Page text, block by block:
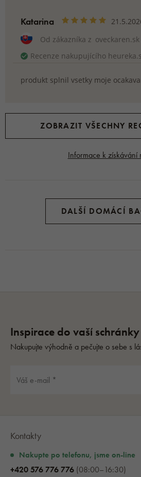
Katarina
Od zákazníka z oveckaren.sk
Recenze nakupujícího
produkt splnil vsetky moje
ZOBRAZIT VŠECHNY
Informace k získávání
DALŠÍ DOMÁCÍ
Kontakty
Nakupte po telefonu, jsme on-line
+420 576 776 776 (08:00–16:30)